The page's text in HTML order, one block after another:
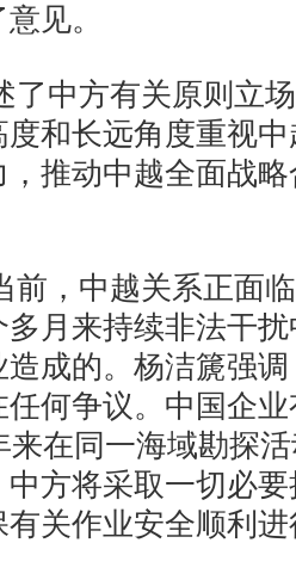
见。
了中方有关原则立
和长远角度重视
推动中越全面战
前，中越关系正面
月来持续非法干
成的。杨洁篪强
任何争议。中国企
来在同一海域勘探
方将采取一切必
关作业安全顺利